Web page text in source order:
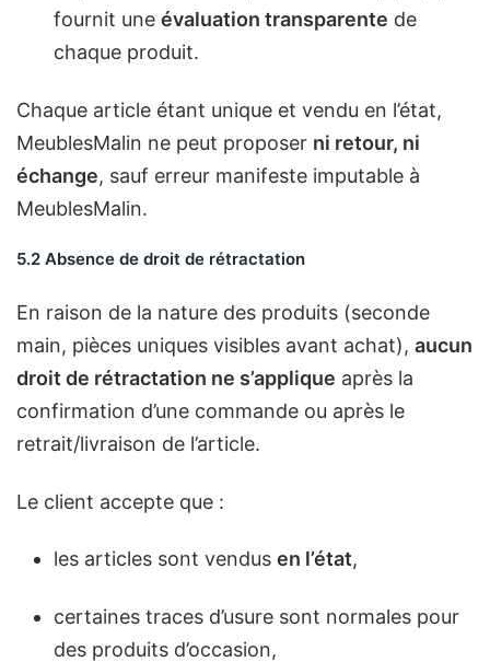
fournit une évaluation transparente de
chaque produit.
Chaque article étant unique et vendu en l’état,
MeublesMalin ne peut proposer ni retour, ni
échange, sauf erreur manifeste imputable à
MeublesMalin.
5.2 Absence de droit de rétractation
En raison de la nature des produits (seconde
main, pièces uniques visibles avant achat), aucun
droit de rétractation ne s’applique après la
confirmation d’une commande ou après le
retrait/livraison de l’article.
Le client accepte que :
les articles sont vendus en l’état,
certaines traces d’usure sont normales pour
des produits d’occasion,